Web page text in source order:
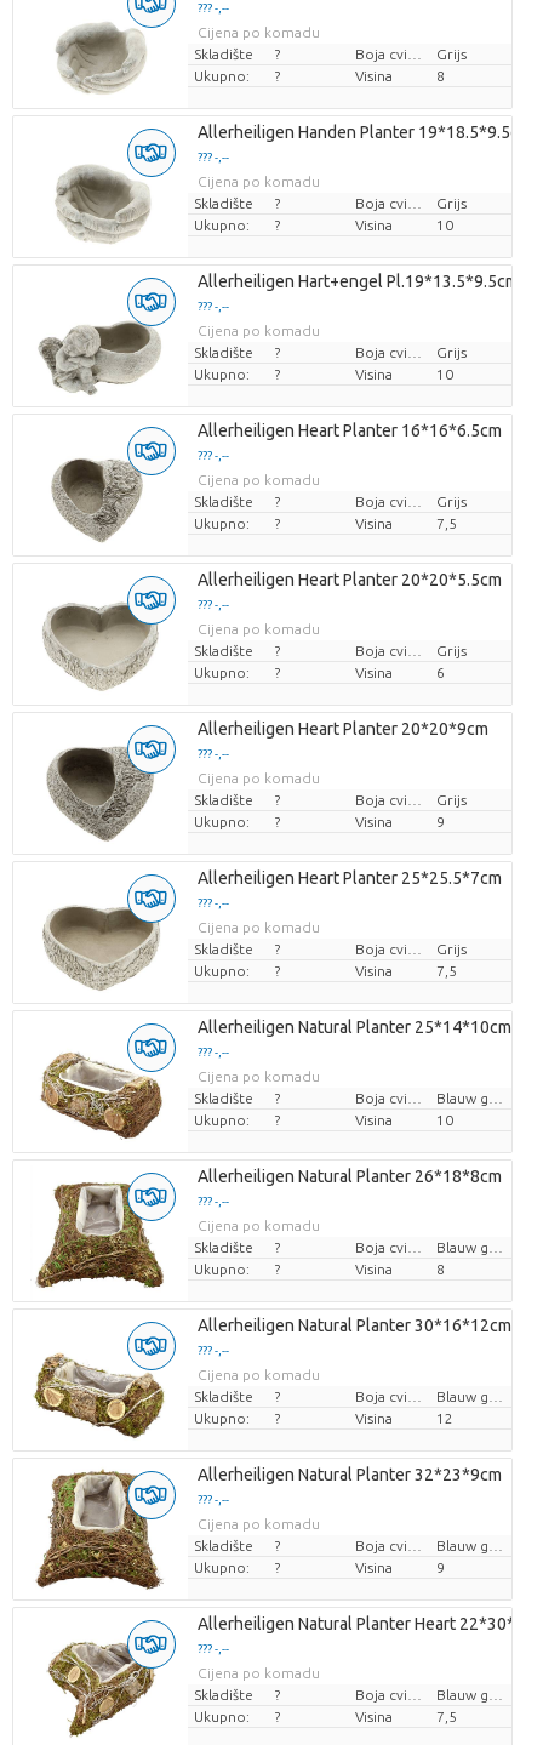
??? -,--
Cijena po komadu
Skladište
?
Grijs
Ukupno:
? Visina 8
Allerheiligen Handen Planter 19*18.5*9.5cm
??? -,--
Cijena po komadu
Skladište
?
Grijs
Ukupno:
? Visina 10
Allerheiligen Hart+engel Pl.19*13.5*9.5cm
??? -,--
Cijena po komadu
Skladište
?
Grijs
Ukupno:
? Visina 10
Allerheiligen Heart Planter 16*16*6.5cm
??? -,--
Cijena po komadu
Skladište
?
Grijs
Ukupno:
? Visina 7,5
Allerheiligen Heart Planter 20*20*5.5cm
??? -,--
Cijena po komadu
Skladište
?
Grijs
Ukupno:
? Visina 6
Allerheiligen Heart Planter 20*20*9cm
??? -,--
Cijena po komadu
Skladište
?
Grijs
Ukupno:
? Visina 9
Allerheiligen Heart Planter 25*25.5*7cm
??? -,--
Cijena po komadu
Skladište
?
Grijs
Ukupno:
? Visina 7,5
Allerheiligen Natural Planter 25*14*10cm
??? -,--
Cijena po komadu
Skladište
?
Ukupno:
? Visina 10
Allerheiligen Natural Planter 26*18*8cm
??? -,--
Cijena po komadu
Skladište
?
Ukupno:
? Visina 8
Allerheiligen Natural Planter 30*16*12cm
??? -,--
Cijena po komadu
Skladište
?
Ukupno:
? Visina 12
Allerheiligen Natural Planter 32*23*9cm
??? -,--
Cijena po komadu
Skladište
?
Ukupno:
? Visina 9
Allerheiligen Natural Planter Heart
??? -,--
Cijena po komadu
Skladište
?
Ukupno:
? Visina 7,5